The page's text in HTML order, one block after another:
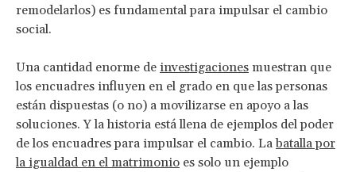
remodelarlos) es fundamental para impulsar el cambio
social.
Una cantidad enorme de investigaciones muestran que
los encuadres influyen en el grado en que las personas
están dispuestas (o no) a movilizarse en apoyo a las
soluciones. Y la historia está llena de ejemplos del poder
de los encuadres para impulsar el cambio. Labatalla por
la igualdad en el matrimonio es solo un ejemplo